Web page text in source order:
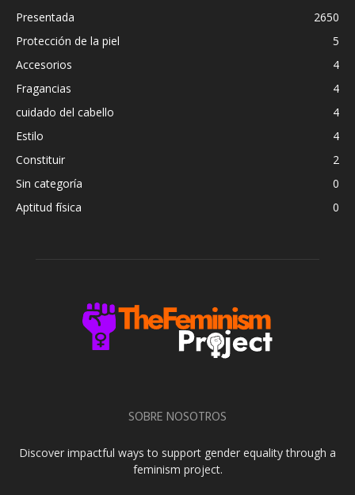
Presentada
2650
Protección de la piel
5
Accesorios
4
Fragancias
4
cuidado del cabello
4
Estilo
4
Constituir
2
Sin categoría
0
Aptitud física
0
SOBRE NOSOTROS
Discover impactful ways to support gender equality through a
feminism project.